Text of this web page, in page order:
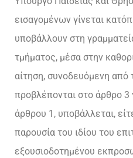
εισαγομένων γίνεται
υποβάλλουν στη
τμήματος, μέσα στην
αίτηση, συνοδευόμενη από
προβλέπονται στο άρθρο 3
άρθρου 1, υποβάλλεται,
παρουσία του ιδίου του
εξουσιοδοτημένου